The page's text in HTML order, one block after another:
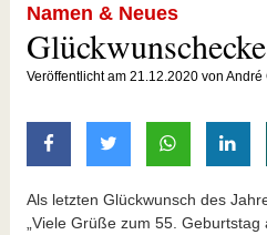
Namen & Neues
Glückwunschecke
Veröffentlicht am 21.12.2020 von André
auf Facebook teilen
auf Twitter teilen
mit
Als letzten Glückwunsch des
„Viele Grüße zum 55. Geburtstag